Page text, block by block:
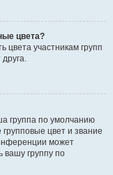
цвета?
цвета участникам групп
группа по умолчанию
групповые цвет и звание
может
вашу группу по